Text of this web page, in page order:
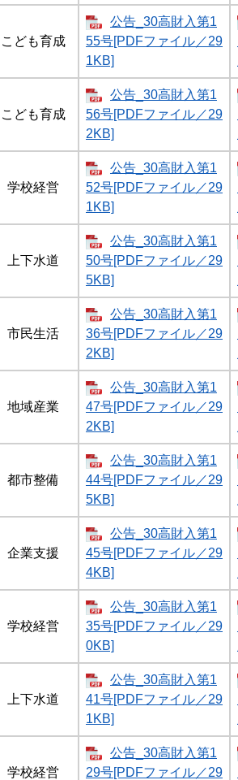
こども育成
公告_30高財入第1
55号[PDFファイル／29
1KB]
こども育成
公告_30高財入第1
56号[PDFファイル／29
2KB]
学校経営
公告_30高財入第1
52号[PDFファイル／29
1KB]
上下水道
公告_30高財入第1
50号[PDFファイル／29
5KB]
市民生活
公告_30高財入第1
36号[PDFファイル／29
2KB]
地域産業
公告_30高財入第1
47号[PDFファイル／29
2KB]
都市整備
公告_30高財入第1
44号[PDFファイル／29
5KB]
企業支援
公告_30高財入第1
45号[PDFファイル／29
4KB]
学校経営
公告_30高財入第1
35号[PDFファイル／29
0KB]
上下水道
公告_30高財入第1
41号[PDFファイル／29
1KB]
学校経営
公告_30高財入第1
29号[PDFファイル／29